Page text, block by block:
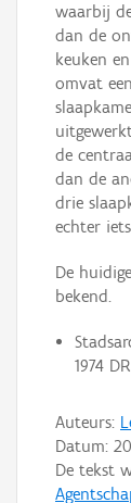
waarbij
dan de
keuken
omvat
de
dan de
drie
echter
De
bekend.
1974
Auteurs:
Datum:
De tekst